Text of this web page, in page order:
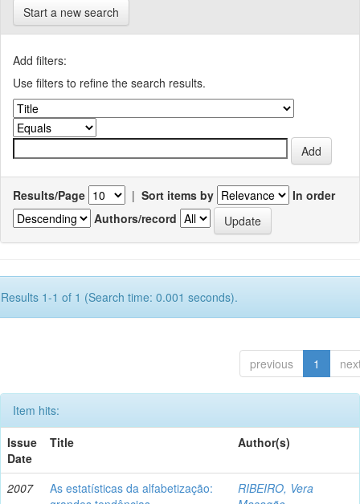
Start a new search
Add filters:
Use filters to refine the search results.
Results/Page | Sort items by
In order
Authors/record
Results 1-1 of 1 (Search time: 0.001 seconds).
previous 1
Item hits:
Issue
Date
Title Author(s)
2007
As estatísticas da alfabetização:
RIBEIRO, Vera